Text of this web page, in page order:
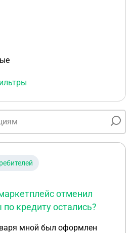
отменил
кредиту остались?